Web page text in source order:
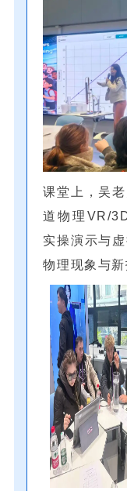
课堂上，吴
道物理VR/
实操演示与
物理现象与新